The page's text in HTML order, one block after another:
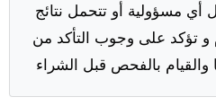
أي مسؤولية أو تتحمل نتائج
و تؤكد على وجوب التأكد من